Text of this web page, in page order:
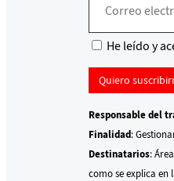
He leído y
Responsable del
Finalidad:
Destinatarios:
como se explica en